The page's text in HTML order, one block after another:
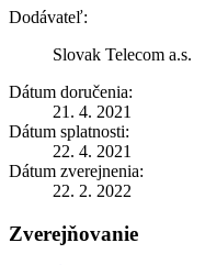
Dodávateľ:
Slovak Telecom a.s.
Dátum doručenia:
21. 4. 2021
Dátum splatnosti:
22. 4. 2021
Dátum zverejnenia:
22. 2. 2022
Zverejňovanie